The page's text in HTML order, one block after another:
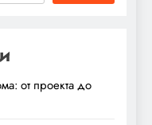
от проекта до